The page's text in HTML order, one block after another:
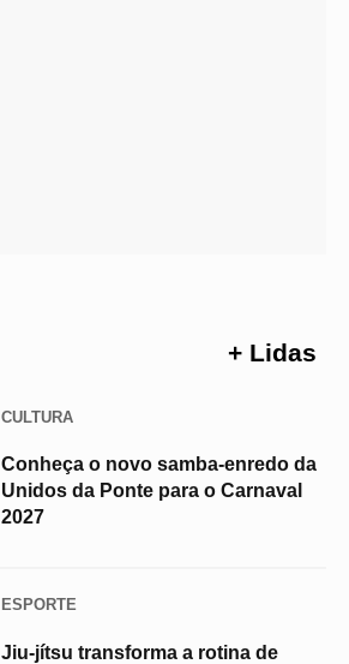
+ Lidas
CULTURA
Conheça o novo samba-enredo da
Unidos da Ponte para o Carnaval
2027
ESPORTE
Jiu-jítsu transforma a rotina de